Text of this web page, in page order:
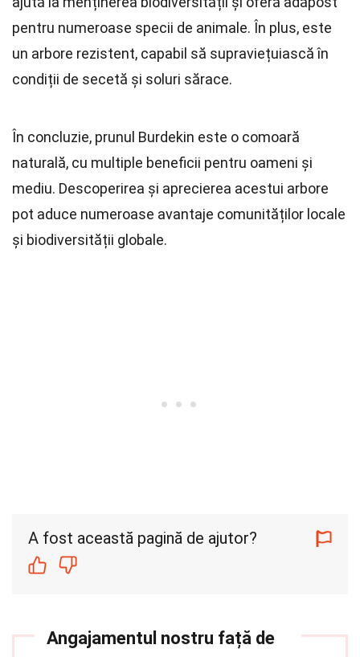
pentru numeroase specii de animale. În plus, este
un arbore rezistent, capabil să supraviețuiască în
condiții de secetă și soluri sărace.
În concluzie, prunul Burdekin este o comoară
naturală, cu multiple beneficii pentru oameni și
mediu. Descoperirea și aprecierea acestui arbore
pot aduce numeroase avantaje comunităților locale
și biodiversității globale.
A fost această pagină de ajutor?
Angajamentul nostru față de